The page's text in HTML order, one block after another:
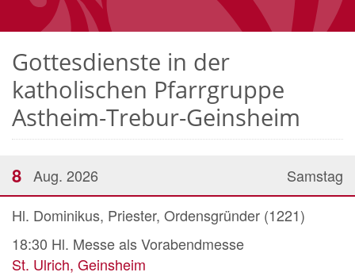
Gottesdienste in der
katholischen Pfarrgruppe
Astheim-Trebur-Geinsheim
Samstag
8 Aug. 2026
Hl. Dominikus, Priester, Ordensgründer (1221)
18:30 Hl. Messe als Vorabendmesse
St. Ulrich, Geinsheim